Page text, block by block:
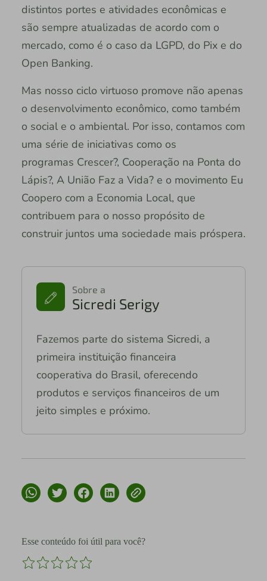
distintos portes e atividades econômicas e
são sempre atualizadas de acordo com o
mercado, como é o caso da LGPD, do Pix e do
Open Banking.
Mas nosso ciclo virtuoso promove não apenas
o desenvolvimento econômico, como também
o social e o ambiental. Por isso, contamos com
uma série de iniciativas como os
programas Crescer?, Cooperação na Ponta do
Lápis?, A União Faz a Vida? e o movimento Eu
Coopero com a Economia Local, que
contribuem para o nosso propósito de
construir juntos uma sociedade mais próspera.
Sobre a
Sicredi Serigy
Fazemos parte do sistema Sicredi, a
primeira instituição financeira
cooperativa do Brasil, oferecendo
produtos e serviços financeiros de um
jeito simples e próximo.
Esse conteúdo foi útil para você?